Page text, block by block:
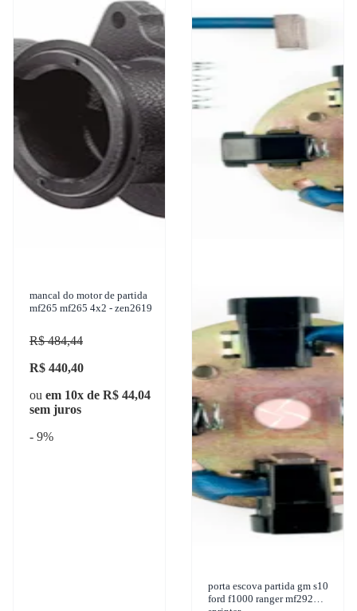
mancal do motor de partida
mf265 mf265 4x2 - zen2619
R$ 484,44
R$ 440,40
ou em 10x de R$ 44,04
sem juros
- 9%
porta escova partida gm s10
ford f1000 ranger mf292